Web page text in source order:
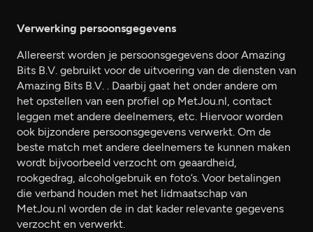
Verwerking persoonsgegevens
Allereerst worden je persoonsgegevens door Amazing
Bits B.V. gebruikt voor de uitvoering van de diensten van
Amazing Bits B.V. . Daarbij gaat het onder andere om
het opstellen van een profiel op MetJou.nl, contact
leggen met andere deelnemers, etc. Hiervoor worden
ook bijzondere persoonsgegevens verwerkt. Om de
beste match met andere deelnemers te kunnen maken
wordt bijvoorbeeld verzocht om geaardheid,
rookgedrag, alcoholgebruik en foto’s. Voor betalingen
die verband houden met het lidmaatschap van
MetJou.nl worden de in dat kader relevante gegevens
verzocht en verwerkt.